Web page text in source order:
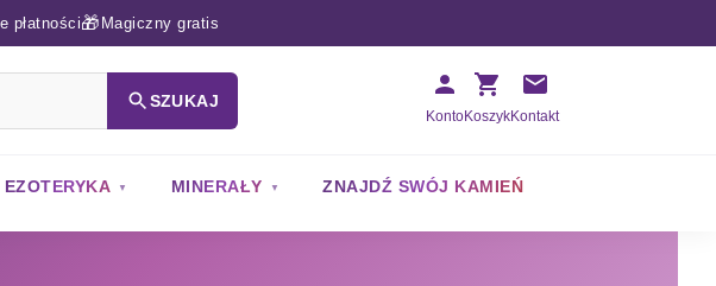
płatności🎁 Magiczny gratis
SZUKAJ
KontoKoszykKontakt
EZOTERYKA MINERAŁY ZNAJDŹ SWÓJ KAMIEŃ